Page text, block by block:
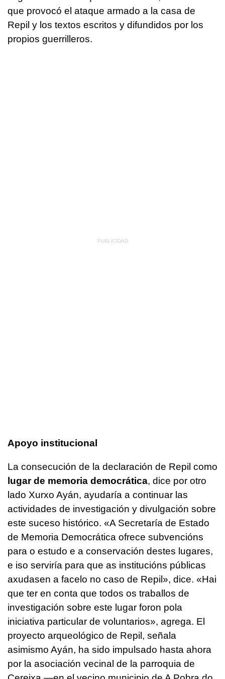
que provocó el ataque armado a la casa de
Repil y los textos escritos y difundidos por los
propios guerrilleros.
Apoyo institucional
La consecución de la declaración de Repil como
lugar de memoria democrática, dice por otro
lado Xurxo Ayán, ayudaría a continuar las
actividades de investigación y divulgación sobre
este suceso histórico. «A Secretaría de Estado
de Memoria Democrática ofrece subvencións
para o estudo e a conservación destes lugares,
e iso serviría para que as institucións públicas
axudasen a facelo no caso de Repil», dice. «Hai
que ter en conta que todos os traballos de
investigación sobre este lugar foron pola
iniciativa particular de voluntarios», agrega. El
proyecto arqueológico de Repil, señala
asimismo Ayán, ha sido impulsado hasta ahora
por la asociación vecinal de la parroquia de